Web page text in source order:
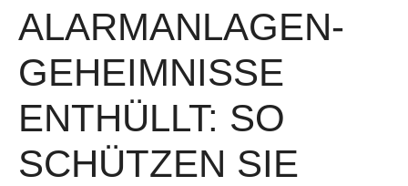
ALARMANLAGEN-
GEHEIMNISSE
ENTHÜLLT: SO
SCHÜTZEN SIE